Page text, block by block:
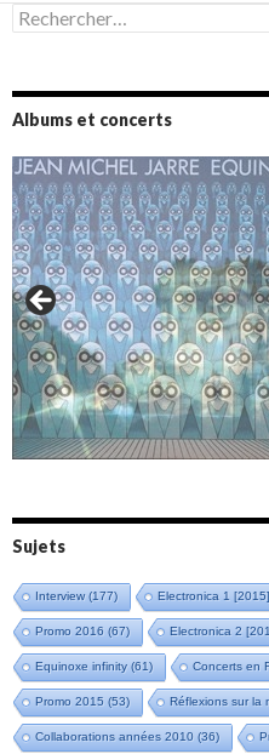
Rechercher :
Albums et concerts
Amazônia (2021)
Oxymore (2022)
Versailles 400 (2024)
Live in Bratislava (2025)
Sujets
Interview(177) Electronica 1 [2015]
Promo 2016 (67) Electronica 2
Equinoxe infinity(61) Concerts en
Promo 2015 (53) Réflexions sur la
Collaborations années 2010 (36)